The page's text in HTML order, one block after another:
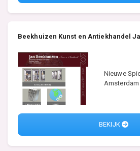
Beekhuizen Kunst en Antiekhandel
Nieuwe
Amsterdam
BEKIJK